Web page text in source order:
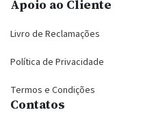
Apoio ao Cliente
Livro de Reclamações
Política de Privacidade
Termos e Condições
Contatos